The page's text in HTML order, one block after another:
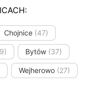
Chojnice (47)
Bytów (37)
Wejherowo (27)